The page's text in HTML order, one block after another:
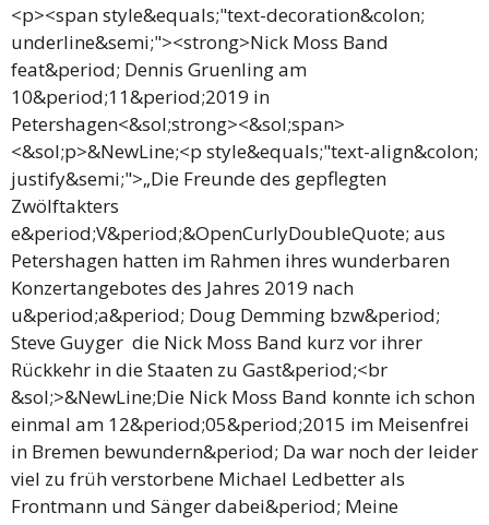
<p><span style&equals;"text-decoration&colon;
underline&semi;"><strong>Nick Moss Band
feat&period; Dennis Gruenling am
10&period;11&period;2019 in
Petershagen<&sol;strong><&sol;span>
<&sol;p>&NewLine;<p style&equals;"text-align&colon;
justify&semi;">„Die Freunde des gepflegten
Zwölftakters
e&period;V&period;&OpenCurlyDoubleQuote; aus
Petershagen hatten im Rahmen ihres wunderbaren
Konzertangebotes des Jahres 2019 nach
u&period;a&period; Doug Demming bzw&period;
Steve Guyger die Nick Moss Band kurz vor ihrer
Rückkehr in die Staaten zu Gast&period;<br
&sol;>&NewLine;Die Nick Moss Band konnte ich schon
einmal am 12&period;05&period;2015 im Meisenfrei
in Bremen bewundern&period; Da war noch der leider
viel zu früh verstorbene Michael Ledbetter als
Frontmann und Sänger dabei&period; Meine